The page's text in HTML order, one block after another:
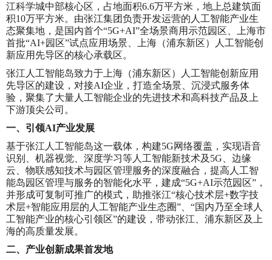
江科学城中部核心区，占地面积6.6万平方米，地上总建筑面
积10万平方米。由张江集团负责开发运营的人工智能产业生
态聚集地，是国内首个“5G+AI”全场景商用示范园区、上海市
首批“AI+园区”试点应用场景、上海（浦东新区）人工智能创
新应用先导区的核心承载区。
张江人工智能岛致力于上海（浦东新区）人工智能创新应用
先导区的建设，对接AI企业，打造全场景、沉浸式服务体
验，聚集了大量人工智能企业的先进技术和高科技产品及上
下游顶尖公司。
一、引领AI产业发展
基于张江人工智能岛这一载体，构建5G网络覆盖，实现语音
识别、机器视觉、深度学习等人工智能新技术及5G、边缘
云、物联感知技术与园区管理服务的深度融合，提高人工智
能岛园区管理与服务的智能化水平，建成“5G+AI示范园区”，
并形成可复制可推广的模式，助推张江“核心技术层+数字技
术层+智能应用层的人工智能产业生态圈”、“国内乃至全球人
工智能产业的核心引领区”的建设，带动张江、浦东新区及上
海的高质量发展。
二、产业创新成果首发地